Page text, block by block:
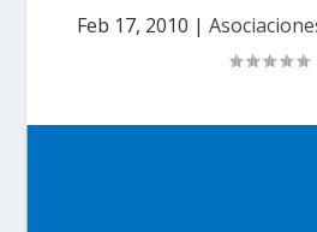
Feb 17, 2010 |